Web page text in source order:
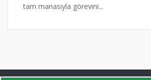
tam manasıyla görevini...